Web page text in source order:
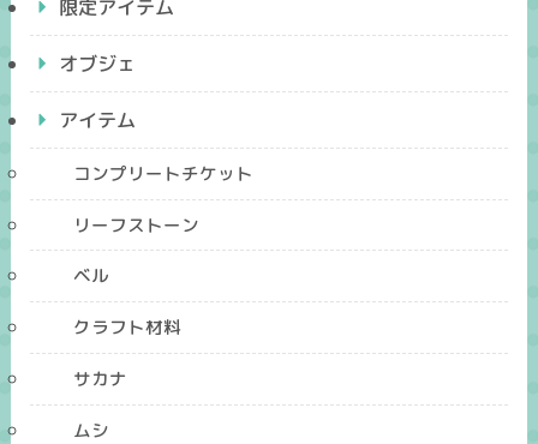
限定アイテム
オブジェ
アイテム
コンプリートチケット
リーフストーン
ベル
クラフト材料
サカナ
ムシ